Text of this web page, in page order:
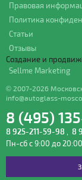
Правовая
Политика
Статьи
Отзывы
Создание и
Sellme Marketing
© 2007-2026
info@autoglass-
8 (495)
8 925-211-59-98 , 8
Пн-сб с 9:00 до 20:00